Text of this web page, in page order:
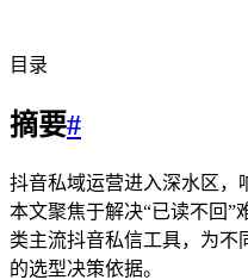
目录
摘要#
抖音私域运营进入深水区，
本文聚焦于解决“已读不回”
类主流抖音私信工具，为不
的选型决策依据。